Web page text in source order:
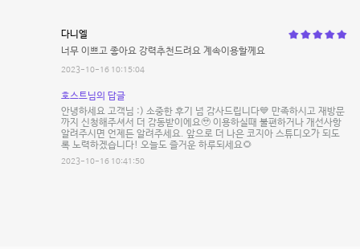
다니엘
너무 이쁘고 좋아요 강력추천드려요 계속이용할께요
2023-10-16 10:15:04
호스트님의 답글
안녕하세요 고객님 :) 소중한 후기 넘 감사드립니다💙 만족하시고 재방문
까지 신청해주셔서 더 감동받이에요🥹 이용하실때 불편하거나 개선사항
알려주시면 언제든 알려주세요. 앞으로 더 나은 코지아 스튜디오가 되도
록 노력하겠습니다! 오늘도 즐거운 하루되세요🌻
2023-10-16 10:41:50